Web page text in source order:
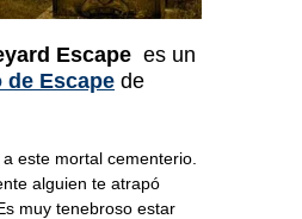
Escape es un
de Escape de
este mortal cementerio.
alguien te atrapó
muy tenebroso estar